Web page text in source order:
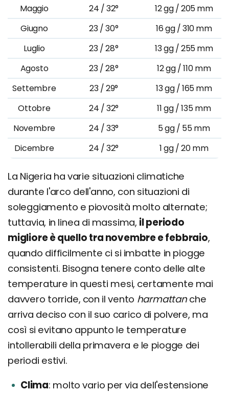
Maggio
24 / 32°
12 gg / 205 mm
Giugno
23 / 30°
16 gg / 310 mm
Luglio
23 / 28°
13 gg / 255 mm
Agosto
23 / 28°
12 gg / 110 mm
Settembre
23 / 29°
13 gg / 165 mm
Ottobre
24 / 32°
11 gg / 135 mm
Novembre
24 / 33°
5 gg / 55 mm
Dicembre
24 / 32° 1 gg / 20 mm
La Nigeria ha varie situazioni climatiche
durante l'arco dell'anno, con situazioni di
soleggiamento e piovosità molto alternate;
tuttavia, in linea di massima, il periodo
migliore è quello tra novembre e febbraio,
quando difficilmente ci si imbatte in piogge
consistenti. Bisogna tenere conto delle alte
temperature in questi mesi, certamente mai
davvero torride, con il vento harmattanche
arriva deciso con il suo carico di polvere, ma
così si evitano appunto le temperature
intollerabili della primavera e le piogge dei
periodi estivi.
Clima molto vario per via dell'estensione